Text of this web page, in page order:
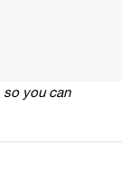
so you can